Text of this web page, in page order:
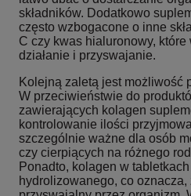
składników. Dodatkowo
często wzbogacone o inne
C czy kwas hialuronowy,
działanie i przyswajanie.
Kolejną zaletą jest możliwość
W przeciwieństwie do
zawierających kolagen
kontrolowanie ilości
szczególnie ważne dla osób
czy cierpiących na różnego
Ponadto, kolagen w
hydrolizowanego, co oznacza,